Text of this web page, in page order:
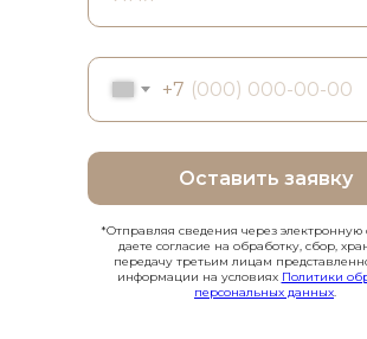
+7
Оставить заявку
*Отправляя сведения через
даете согласие на обработку, сбор,
передачу третьим лицам
информации на условиях Политики
персональных данных.